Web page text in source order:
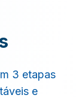
3 etapas
e